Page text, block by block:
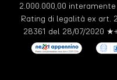
2.000.000,00
Rating di legalità ex art.
28361 del 28/07/2020